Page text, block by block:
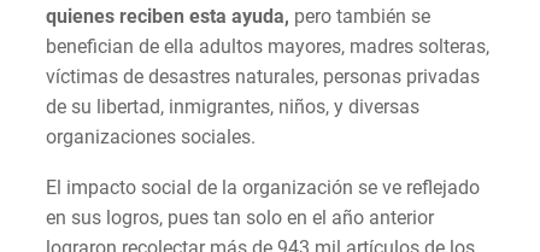
quienes reciben esta ayuda, pero también se
benefician de ella adultos mayores, madres solteras,
víctimas de desastres naturales, personas privadas
de su libertad, inmigrantes, niños, y diversas
organizaciones sociales.
El impacto social de la organización se ve reflejado
en sus logros, pues tan solo en el año anterior
lograron recolectar más de 943 mil artículos de los